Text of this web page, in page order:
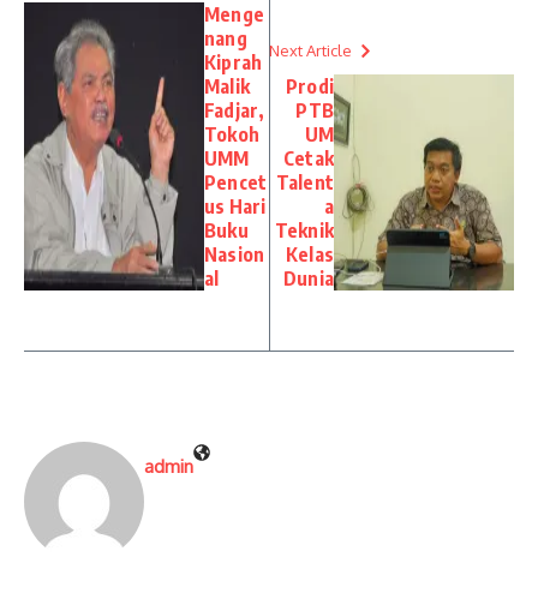
Menge
nang
Kiprah
Malik
Fadjar,
Tokoh
UMM
Pencet
us Hari
Buku
Nasion
al
Next Article
Prodi
PTB
UM
Cetak
Talent
a
Teknik
Kelas
Dunia
admin